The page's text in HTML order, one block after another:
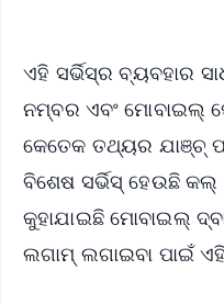
ଏହି ସର୍ଭିସ୍‌ର ବ୍ୟବହାର
ନମ୍ବର ଏବଂ ମୋବାଇଲ୍
କେତେକ ତଥ୍ୟର ଯାଞ୍ଚ୍
ବିଶେଷ ‌ସର୍ଭିସ୍ ହେଉଛି କଲ୍
କୁହାଯାଇଛି ମୋବାଇଲ୍
ଲଗାମ୍ ଲଗାଇବା ପାଇଁ ଏହି